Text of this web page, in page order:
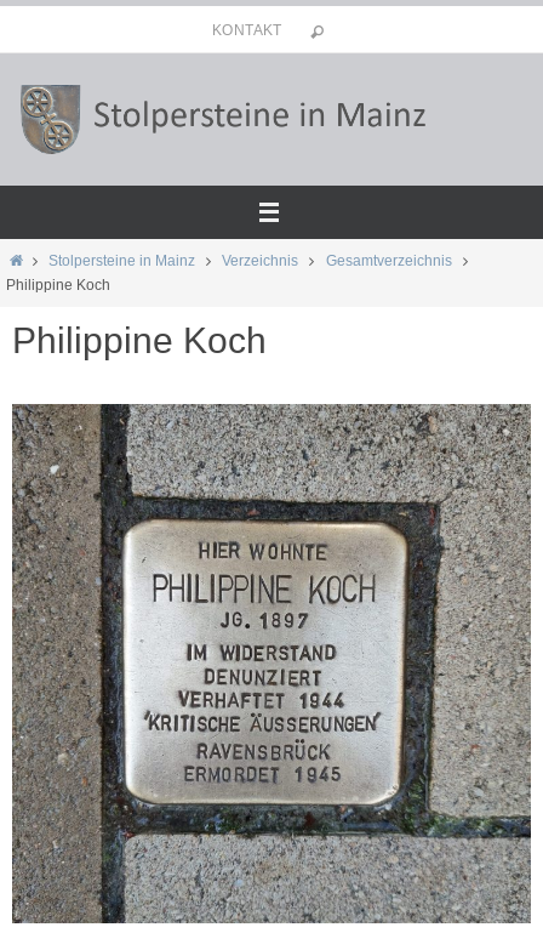
Inhalt
springen
KONTAKT
StartStolpersteine in Mainz Verzeichnis
Gesamtverzeichnis
Philippine Koch
Philippine Koch